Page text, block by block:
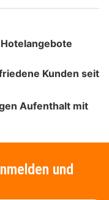
Kunden seit
Aufenthalt mit
und